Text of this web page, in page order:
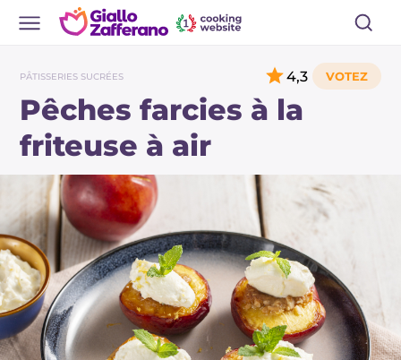
PÂTISSERIES SUCRÉES
Pêches farcies à la
friteuse à air
4,3